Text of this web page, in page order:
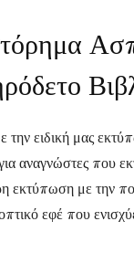
την ειδική μας
αναγνώστες που
εκτύπωση με την
εφέ που